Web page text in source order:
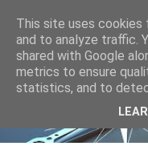
This site uses
and to analyze traffic.
shared with Google
metrics to ensure
statistics, and to